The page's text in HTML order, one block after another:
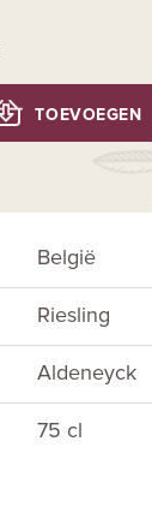
TOEVOEGEN
België
Riesling
Aldeneyck
75 cl